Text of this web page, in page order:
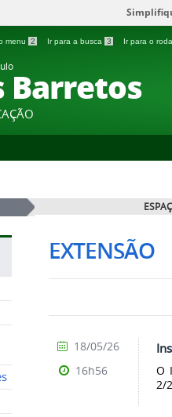
menu 2 Ir para a busca 3 Ir para o
Barretos
EXTENSÃO
O
2/
18/05/26
16h56